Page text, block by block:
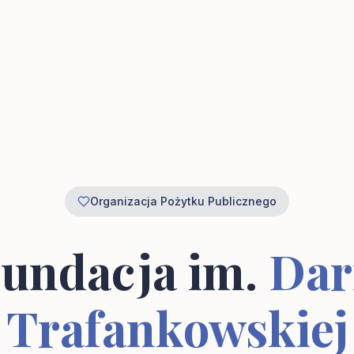
Organizacja Pożytku Publicznego
im.
Trafankowskiej